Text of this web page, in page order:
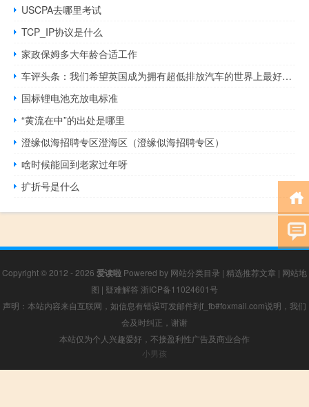
USCPA去哪里考试
TCP_IP协议是什么
家政保姆多大年龄合适工作
车评头条：我们希望英国成为拥有超低排放汽车的世界上最好的地方
国标锂电池充放电标准
“黄流在中”的出处是哪里
澄缘似海招聘专区澄海区（澄缘似海招聘专区）
啥时候能回到老家过年呀
扩折号是什么
Copyright © 2012 - 2026 爱读啦 Powered by 网站分类目录 | 精选推荐文章 | 网站地
图 | 疑难解答 浙ICP备11024601号
声明：本站内容来自互联网，如信息有错误可发邮件到f_fb#foxmail.com说明，我们
会及时纠正，谢谢
本站仅为个人兴趣爱好，不接盈利性广告及商业合作
小男孩